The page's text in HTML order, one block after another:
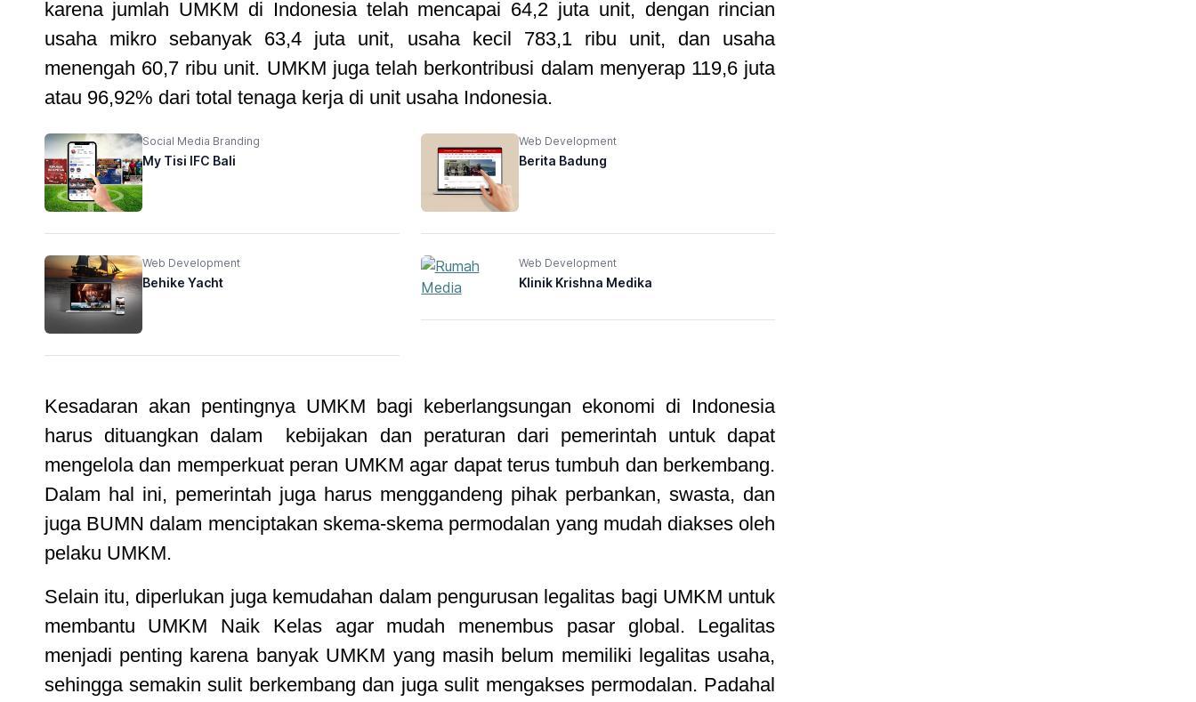
karena jumlah UMKM di Indonesia telah mencapai 64,2 juta unit, dengan rincian
usaha mikro sebanyak 63,4 juta unit, usaha kecil 783,1 ribu unit, dan usaha
menengah 60,7 ribu unit. UMKM juga telah berkontribusi dalam menyerap 119,6 juta
atau 96,92% dari total tenaga kerja di unit usaha Indonesia.
Social Media Branding
My Tisi IFC Bali
Web Development
Berita Badung
Web Development
Behike Yacht
Web Development
Klinik Krishna Medika
Kesadaran akan pentingnya UMKM bagi keberlangsungan ekonomi di Indonesia
harus dituangkan dalam kebijakan dan peraturan dari pemerintah untuk dapat
mengelola dan memperkuat peran UMKM agar dapat terus tumbuh dan berkembang.
Dalam hal ini, pemerintah juga harus menggandeng pihak perbankan, swasta, dan
juga BUMN dalam menciptakan skema-skema permodalan yang mudah diakses oleh
pelaku UMKM.
Selain itu, diperlukan juga kemudahan dalam pengurusan legalitas bagi UMKM untuk
membantu UMKM Naik Kelas agar mudah menembus pasar global. Legalitas
menjadi penting karena banyak UMKM yang masih belum memiliki legalitas usaha,
sehingga semakin sulit berkembang dan juga sulit mengakses permodalan. Padahal